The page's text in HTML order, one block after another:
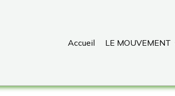
Accueil LE MOUVEMENT